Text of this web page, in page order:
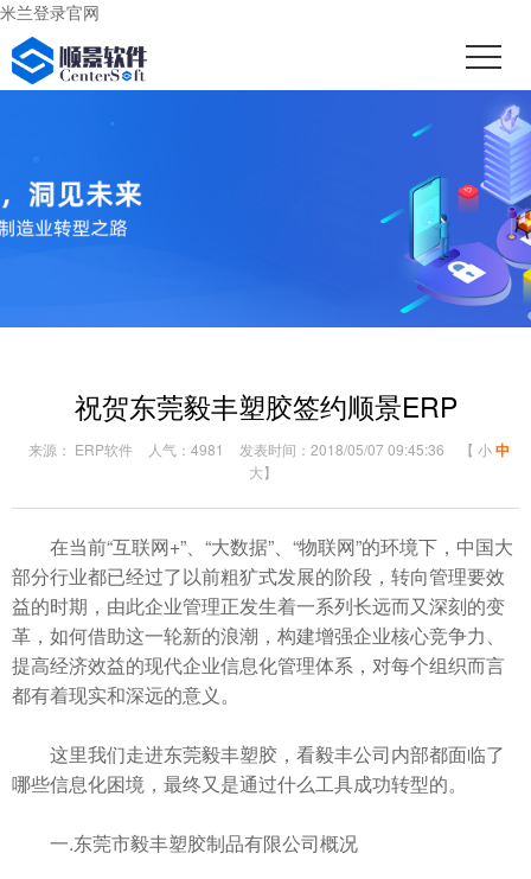
米兰登录官网
祝贺东莞毅丰塑胶签约顺景ERP
来源： ERP软件 人气：4981 发表时间：2018/05/07 09:45:36 【 小 中
大】
在当前“互联网+”、“大数据”、“物联网”的环境下，中国大
部分行业都已经过了以前粗犷式发展的阶段，转向管理要效
益的时期，由此企业管理正发生着一系列长远而又深刻的变
革，如何借助这一轮新的浪潮，构建增强企业核心竞争力、
提高经济效益的现代企业信息化管理体系，对每个组织而言
都有着现实和深远的意义。
这里我们走进东莞毅丰塑胶，看毅丰公司内部都面临了
哪些信息化困境，最终又是通过什么工具成功转型的。
一.东莞市毅丰塑胶制品有限公司概况